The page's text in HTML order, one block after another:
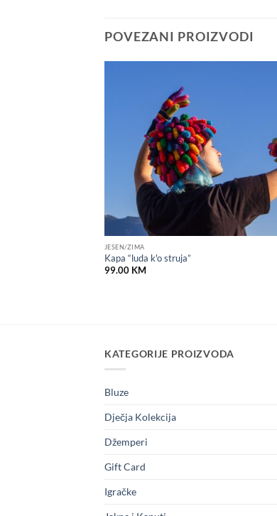
POVEZANI PROIZVODI
JESEN/ZIMA
Kapa “luda k'o struja”
99.00 KM
KATEGORIJE PROIZVODA
Bluze
Dječja Kolekcija
Džemperi
Gift Card
Igračke